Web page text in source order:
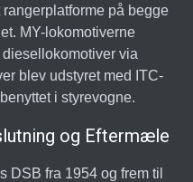
rangerplatforme på begge
MY-lokomotiverne
via
blev udstyret med ITC-
i styrevogne.
og Eftermæle
DSB fra 1954 og frem til